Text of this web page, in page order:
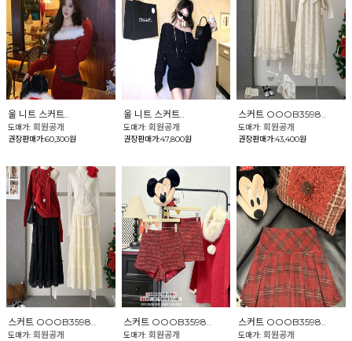
울 니트 스커트..
도매가: 회원공개
권장판매가:60,300원
울 니트 스커트..
도매가: 회원공개
권장판매가:47,800원
스커트 OOOB3598..
도매가:회원공개
권장판매가:43,400원
스커트 OOOB3598..
도매가: 회원공개
스커트 OOOB3598..
도매가: 회원공개
스커트 OOOB3598..
도매가:회원공개